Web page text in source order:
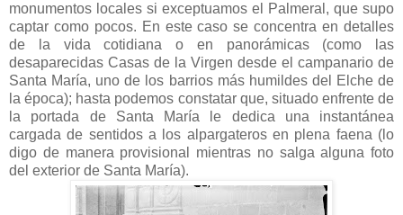
monumentos locales si exceptuamos el Palmeral, que supo
captar como pocos. En este caso se concentra en detalles
de la vida cotidiana o en panorámicas (como las
desaparecidas Casas de la Virgen desde el campanario de
Santa María, uno de los barrios más humildes del Elche de
la época); hasta podemos constatar que, situado enfrente de
la portada de Santa María le dedica una instantánea
cargada de sentidos a los alpargateros en plena faena (lo
digo de manera provisional mientras no salga alguna foto
del exterior de Santa María).